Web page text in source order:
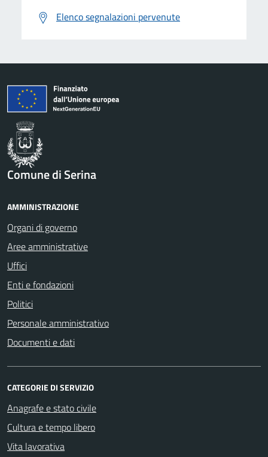
Elenco segnalazioni pervenute
Comune di Serina
AMMINISTRAZIONE
Organi di governo
Aree amministrative
Uffici
Enti e fondazioni
Politici
Personale amministrativo
Documenti e dati
CATEGORIE DI SERVIZIO
Anagrafe e stato civile
Cultura e tempo libero
Vita lavorativa